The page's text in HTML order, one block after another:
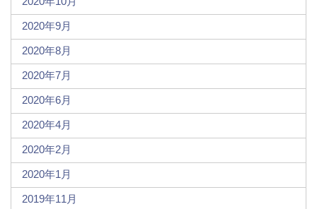
2020年9月
2020年8月
2020年7月
2020年6月
2020年4月
2020年2月
2020年1月
2019年11月